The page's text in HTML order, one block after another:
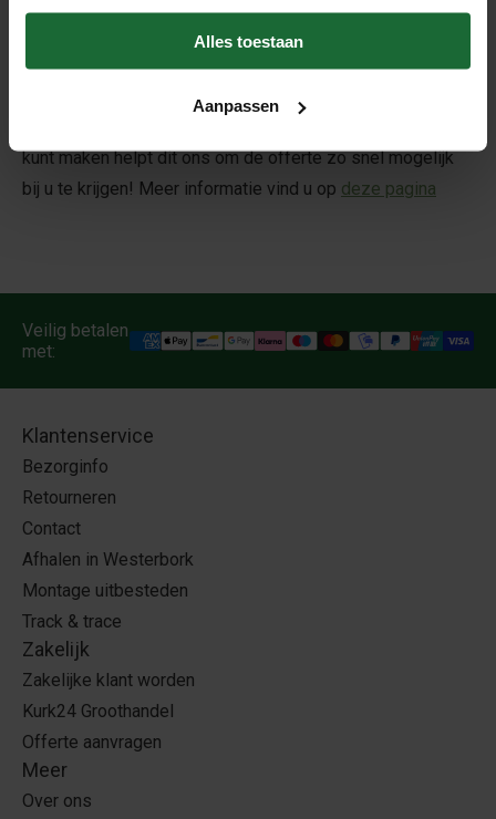
Alles toestaan
Aanpassen
Te bestellen per plaat van 60 x 90 cm.
Montage uitbesteden?
Vraag vrijblijvend een offerte aan via info@kurk24.nl
kunt maken helpt dit ons om de offerte zo snel mogelijk
bij u te krijgen! Meer informatie vind u op deze pagina
Veilig betalen
met:
Klantenservice
Bezorginfo
Retourneren
Contact
Afhalen in Westerbork
Montage uitbesteden
Track & trace
Zakelijk
Zakelijke klant worden
Kurk24 Groothandel
Offerte aanvragen
Meer
Over ons